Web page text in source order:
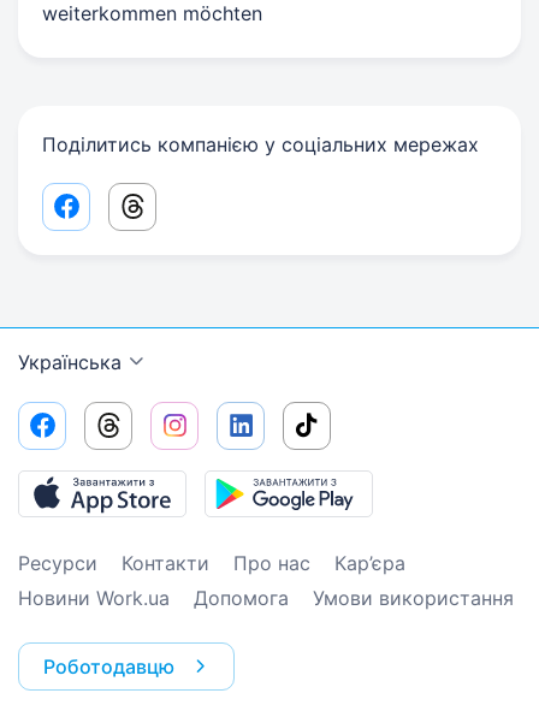
weiterkommen möchten
Поділитись компанією у соціальних мережах
Facebook share link
Threads share link
Українська
Ресурси Контакти Про нас
Кар’єра
Новини Work.ua
Допомога Умови використання
Роботодавцю